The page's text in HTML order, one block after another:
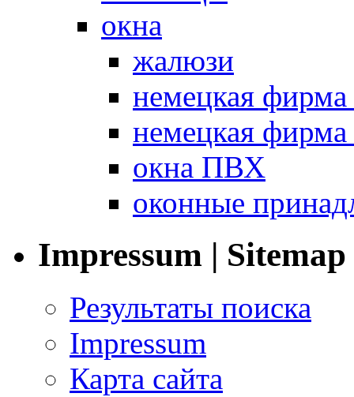
окна
жалюзи
немецкая
немецкая
окна ПВХ
оконные
Impressum | Sitemap
Результаты поиска
Impressum
Карта сайта